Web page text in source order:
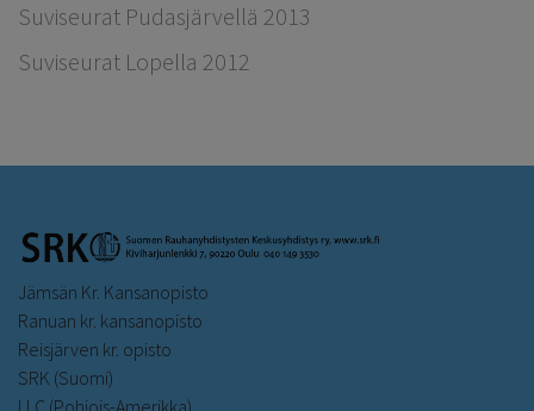
Suviseurat Pudasjärvellä 2013
Suviseurat Lopella 2012
Jämsän Kr. Kansanopisto
Ranuan kr. kansanopisto
Reisjärven kr. opisto
SRK (Suomi)
LLC (Pohjois-Amerikka)